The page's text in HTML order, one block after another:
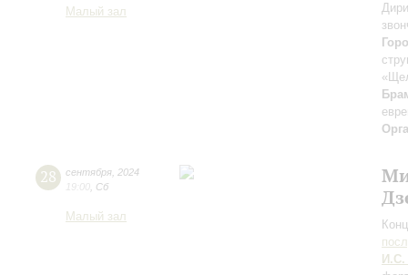
Малый зал
28 сентября 2024
19:00 Сб
Малый зал
И.С.